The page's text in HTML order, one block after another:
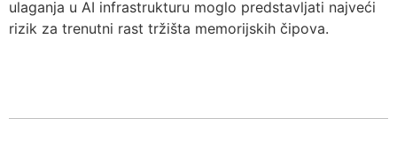
ulaganja u AI infrastrukturu moglo predstavljati najveći
rizik za trenutni rast tržišta memorijskih čipova.